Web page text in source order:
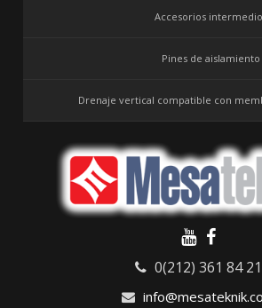
Accesorios
Pines de aislamiento
Drenaje vertical compatible con
0(212) 361 84 21